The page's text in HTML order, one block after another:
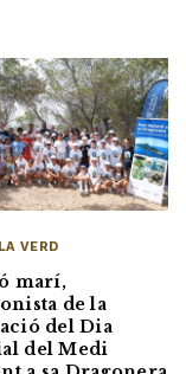
VERD
marí,
de la
del Dia
del Medi